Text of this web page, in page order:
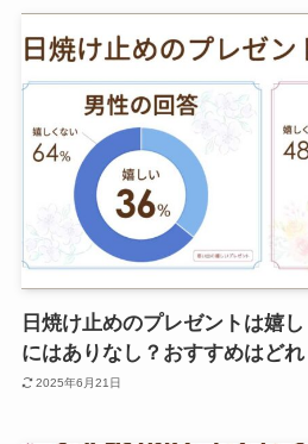
日焼け止めのプレゼントは嬉
にはありなし？おすすめはどれ
2025年6月21日